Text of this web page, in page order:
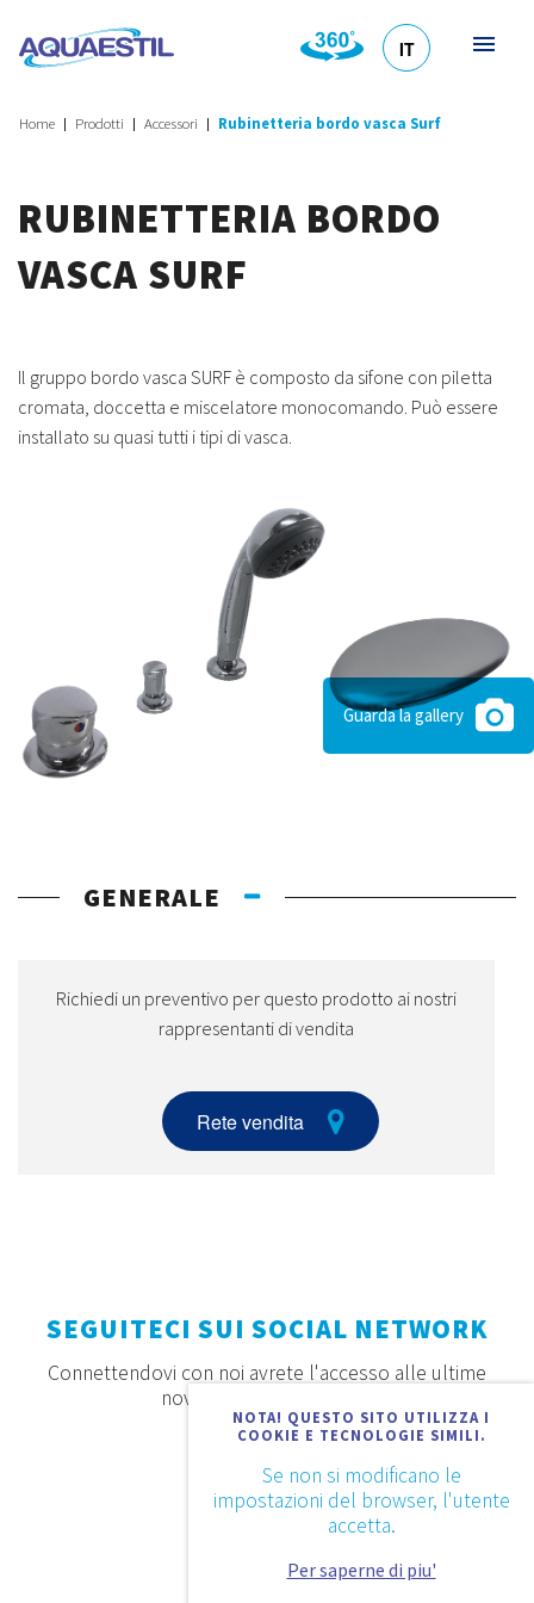
IT
Home Prodotti Accessori Rubinetteria bordo vasca Surf
RUBINETTERIA BORDO
VASCA SURF
Il gruppo bordo vasca SURF è composto da sifone con piletta
cromata, doccetta e miscelatore monocomando. Può essere
installato su quasi tutti i tipi di vasca.
Guarda la gallery
GENERALE
Richiedi un preventivo per questo prodotto ai nostri
rappresentanti di vendita
Rete vendita
NOTA! QUESTO SITO UTILIZZA I
COOKIE E TECNOLOGIE SIMILI.
Se non si modificano le
impostazioni del browser, l'utente
accetta.
Per saperne di piu'
SEGUITECI SUI SOCIAL NETWORK
Connettendovi con noi avrete l'accesso alle ultime
novità, offerte e prodotti